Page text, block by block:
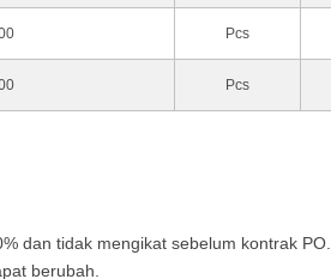
Pcs
Pcs
dan tidak mengikat sebelum kontrak PO.
berubah.